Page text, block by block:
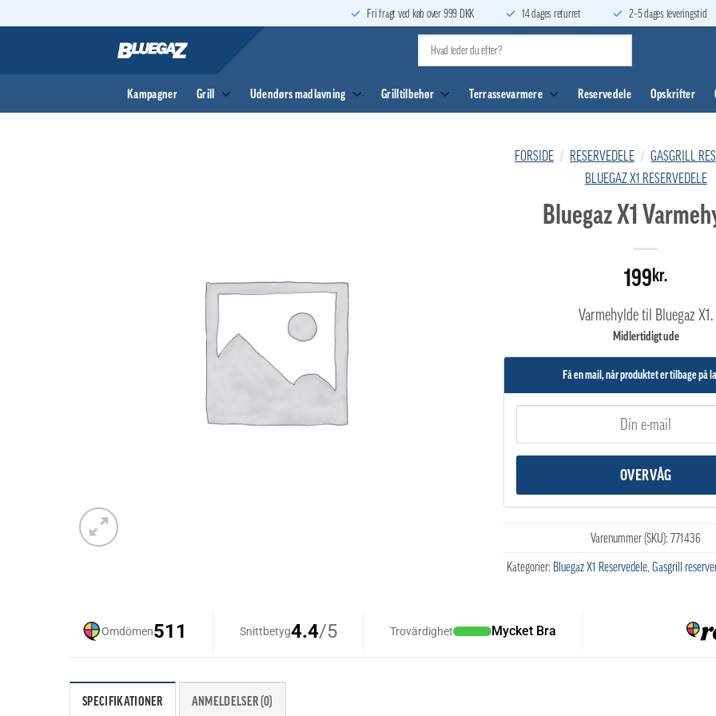
Fri fragt ved køb over 999 DKK 14 dages returret 2–5 dages leveringstid
Kampagner Grill Udendørs madlavning Grilltilbehør Terrassevarmere Reservedele Opskrifter
FORSIDE / RESERVEDELE / GASGRILL
BLUEGAZ X1 RESERVEDELE
Bluegaz X1
199kr.
Varmehylde til Bluegaz X1.
Midlertidigt ude
Få en mail, når produktet er tilbage på
Varenummer (SKU):771436
Kategorier: Bluegaz X1 Reservedele ,Gasgrill
SPECIFIKATIONER ANMELDELSER (0)